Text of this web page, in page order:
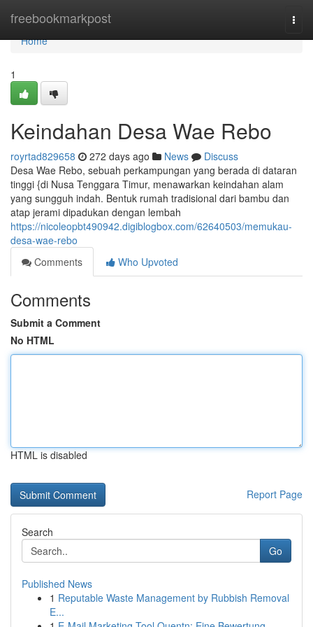
freebookmarkpost
Home
Home
1
Keindahan Desa Wae Rebo
royrtad829658 272 days ago News
Discuss
Desa Wae Rebo, sebuah perkampungan yang berada di dataran
tinggi {di Nusa Tenggara Timur, menawarkan keindahan alam
yang sungguh indah. Bentuk rumah tradisional dari bambu dan
atap jerami dipadukan dengan lembah
https://nicoleopbt490942.digiblogbox.com/62640503/memukau-
desa-wae-rebo
Comments
Who Upvoted
Comments
Submit a Comment
No HTML
HTML is disabled
Report Page
Search
Go
Published News
1 Reputable Waste Management by Rubbish Removal
E...